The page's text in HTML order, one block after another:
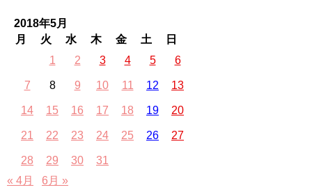
2018年5月
月
火 水 木 金 土
日
1
2 3 4 5 6
7 8 9 10 11 12 13
14 15 16 17 18 19 20
21 22 23 24 25 26 27
28 29 30
31
« 4月
6月 »